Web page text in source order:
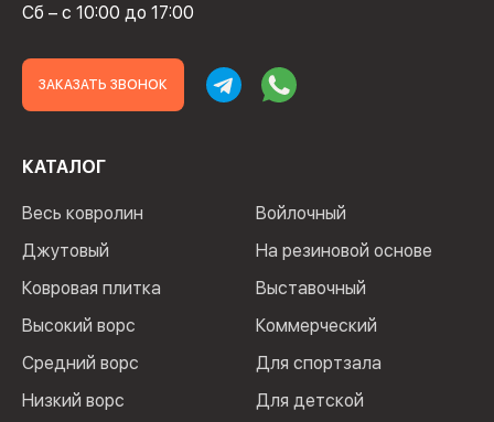
Сб – с 10:00 до 17:00
ЗАКАЗАТЬ ЗВОНОК
КАТАЛОГ
Весь ковролин
Джутовый
Ковровая плитка
Высокий ворс
Средний ворс
Низкий ворс
Войлочный
На резиновой основе
Выставочный
Коммерческий
Для спортзала
Для детской